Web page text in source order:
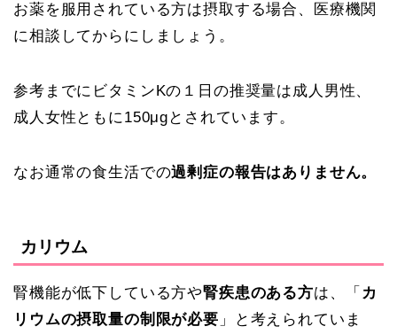
お薬を服用されている方は摂取する場合、医療機関
に相談してからにしましょう。
参考までにビタミンKの１日の推奨量は成人男性、
成人女性ともに150μgとされています。
なお通常の食生活での過剰症の報告はありません。
カリウム
腎機能が低下している方や腎疾患のある方は、「 カ
リウムの摂取量の制限が必要 」と考えられていま